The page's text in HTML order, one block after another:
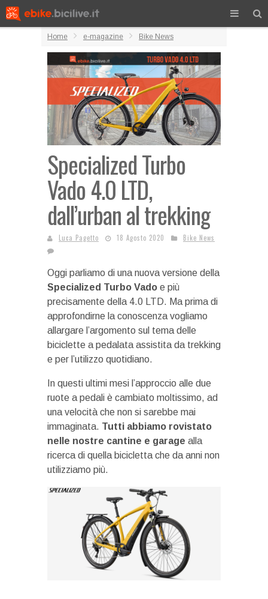
Home e-magazine Bike News
Specialized Turbo
Vado 4.0 LTD,
dall’urban al trekking
Luca Pagetto 18 Agosto 2020 Bike News
Oggi parliamo di una nuova versione della
Specialized Turbo Vado e più
precisamente della 4.0 LTD. Ma prima di
approfondirne la conoscenza vogliamo
allargare l’argomento sul tema delle
biciclette a pedalata assistita da trekking
e per l’utilizzo quotidiano.
In questi ultimi mesi l’approccio alle due
ruote a pedali è cambiato moltissimo, ad
una velocità che non si sarebbe mai
immaginata. Tutti abbiamo rovistato
nelle nostre cantine e garage alla
ricerca di quella bicicletta che da anni non
utilizziamo più.